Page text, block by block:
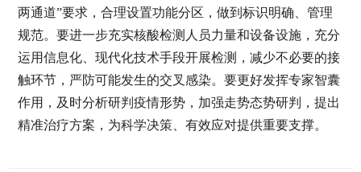
两通道”要求，合理设置功能分区，做到标识明确、管理
规范。要进一步充实核酸检测人员力量和设备设施，充分
运用信息化、现代化技术手段开展检测，减少不必要的接
触环节，严防可能发生的交叉感染。要更好发挥专家智囊
作用，及时分析研判疫情形势，加强走势态势研判，提出
精准治疗方案，为科学决策、有效应对提供重要支撑。